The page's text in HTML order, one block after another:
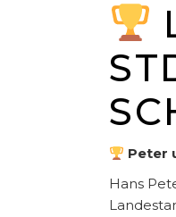
Peter
Hans